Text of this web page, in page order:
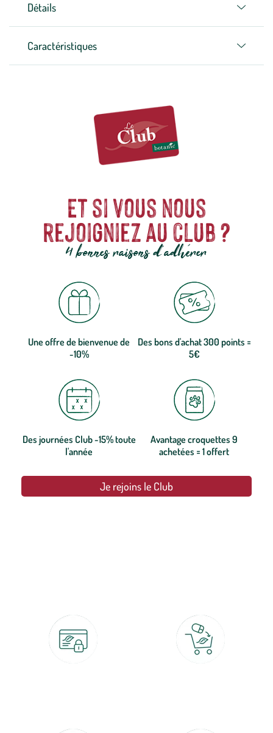
Détails
Caractéristiques
Et si vous nous
rejoigniez au club ?
4 bonnes raisons d'adhérer
Une offre de bienvenue de
-10%
Des bons d'achat 300 points =
5€
Des journées Club -15% toute
l'année
Avantage croquettes 9
achetées = 1 offert
Je rejoins le Club